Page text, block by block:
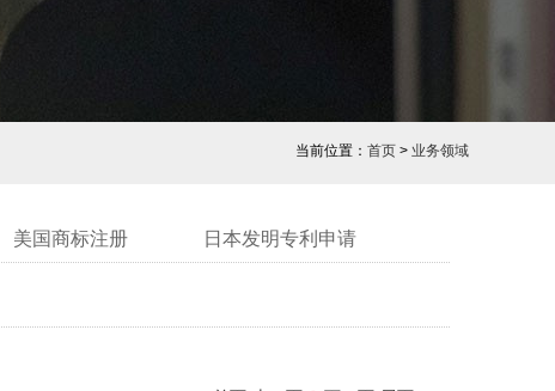
当前位置： 首页 > 业务领域
美国商标注册 日本发明专利申请